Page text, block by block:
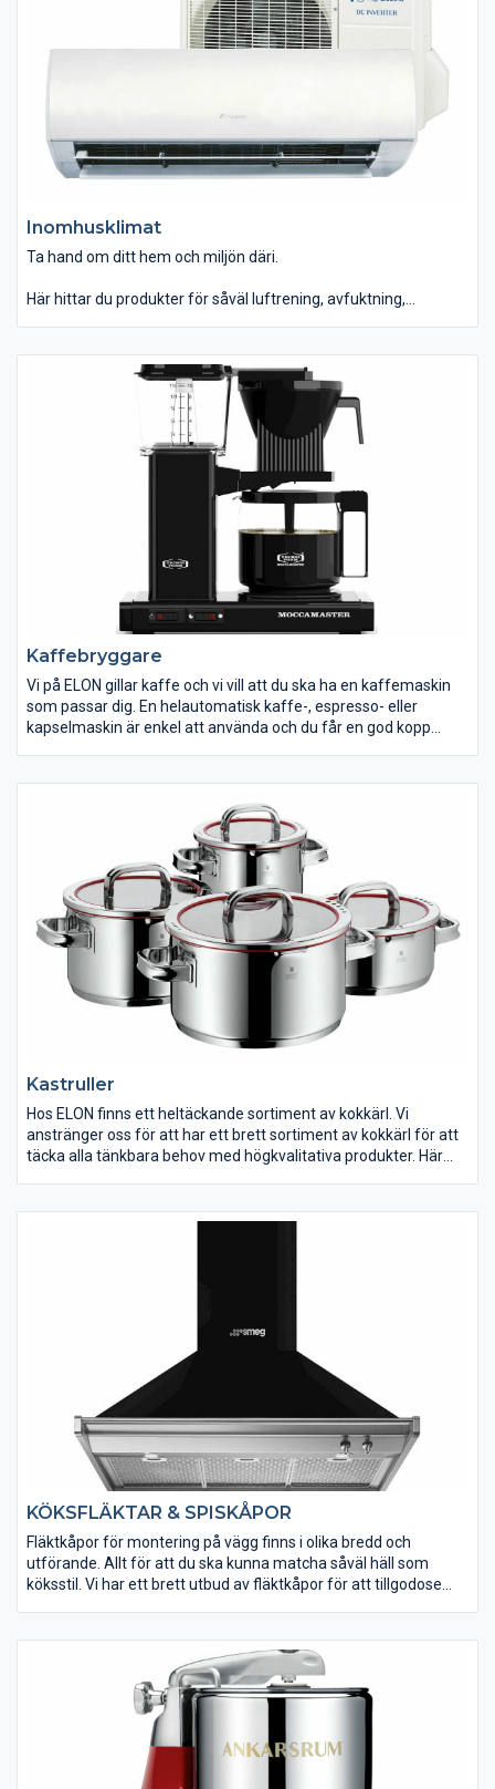
Inomhusklimat
Ta hand om ditt hem och miljön däri.
Här hittar du produkter för såväl luftrening, avfuktning,
Kaffebryggare
Vi på ELON gillar kaffe och vi vill att du ska ha en kaffemaskin
som passar dig. En helautomatisk kaffe-, espresso- eller
kapselmaskin är enkel att använda och du får en god kopp
Med hjälp av en kaffemaskin, espressomaskin eller
kapselmaskin kan du servera dig själv och dina gäster
välsmakande espresso eller annan kaffedryck när du vill.
Kastruller
Hos ELON finns ett heltäckande sortiment av kokkärl. Vi
anstränger oss för att har ett brett sortiment av kokkärl för att
täcka alla tänkbara behov med högkvalitativa produkter. Här
kommer väcka din matlagningsglädje.
KÖKSFLÄKTAR & SPISKÅPOR
Fläktkåpor för montering på vägg finns i olika bredd och
utförande. Allt för att du ska kunna matcha såväl häll som
köksstil. Vi har ett brett utbud av fläktkåpor för att tillgodose